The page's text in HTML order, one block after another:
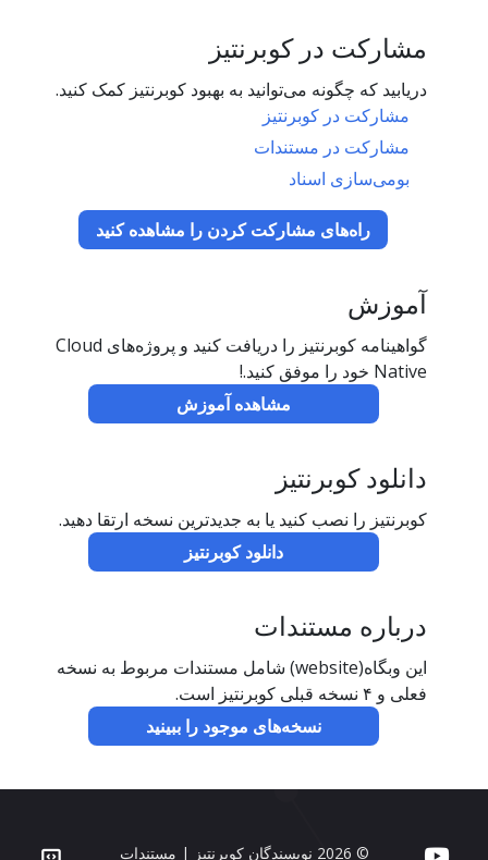
مشارکت در کوبرنتیز
دریابید که چگونه می‌توانید به بهبود کوبرنتیز کمک کنید.
مشارکت در کوبرنتیز
مشارکت در مستندات
بومی‌سازی اسناد
راه‌های مشارکت کردن را مشاهده کنید
آموزش
گواهینامه کوبرنتیز را دریافت کنید و پروژه‌های Cloud
Native خود را موفق کنید.!
مشاهده آموزش
دانلود کوبرنتیز
کوبرنتیز را نصب کنید یا به جدیدترین نسخه ارتقا دهید.
دانلود کوبرنتیز
درباره مستندات
این وبگاه(website) شامل مستندات مربوط به نسخه
فعلی و ۴ نسخه قبلی کوبرنتیز است.
نسخه‌های موجود را ببینید
© 2026 نویسندگان کوبرنتیز | مستندات